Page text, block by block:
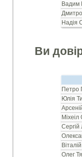
Вадим
Надія
Ви
Петро
Юлія
Міхеіл
Сергій
Олег